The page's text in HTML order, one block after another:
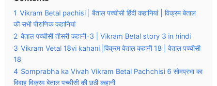
1 Vikram Betal pachisi | बैताल पच्चीसी हिंदी कहानियां | विक्रम बेताल
की सभी पौराणिक कहानियां
2 बेताल पच्चीसी तीसरी कहानी-3 | Vikram Betal story 3 in hindi
3 Vikram Vetal 18vi kahani |विक्रम वेताल कहानी 18 | वेताल पच्चीसी
18
4 Somprabha ka Vivah Vikram Betal Pachchisi 6 सोमप्रभा का
विवाह विक्रम बेताल पच्चीसी की छठी कहानी